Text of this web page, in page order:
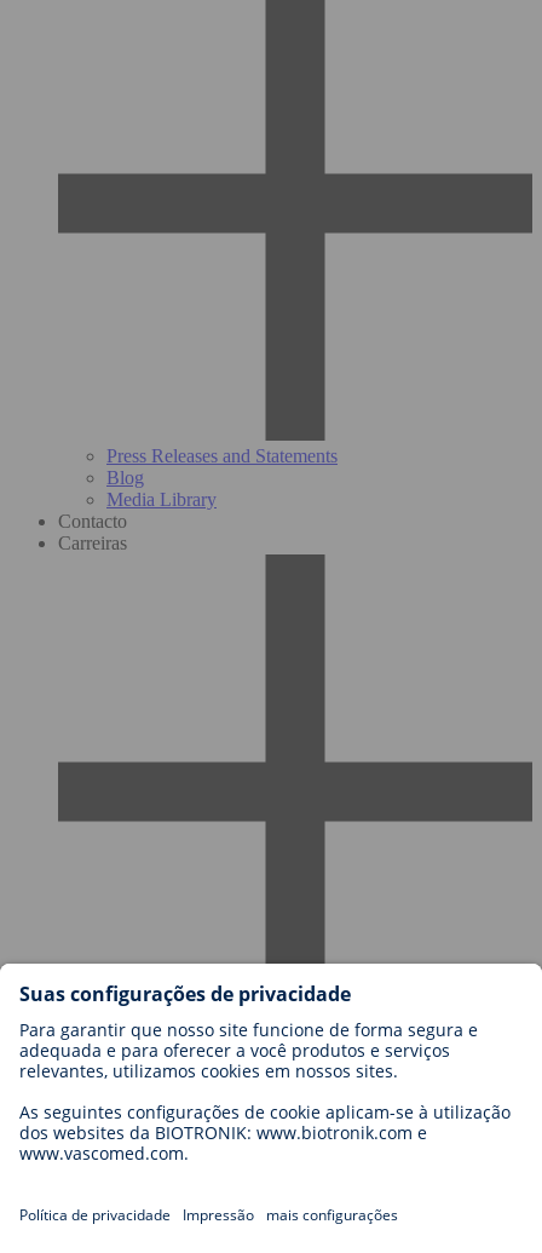
Press Releases and Statements
Blog
Media Library
Contacto
Carreiras
Carreiras na BIOTRONIK
Níveis de carreira
Candidatura
Oportunidades de carreira